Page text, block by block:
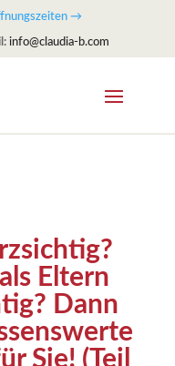
→
info@claudia-b.com
Eltern
Dann
Sie! (Teil